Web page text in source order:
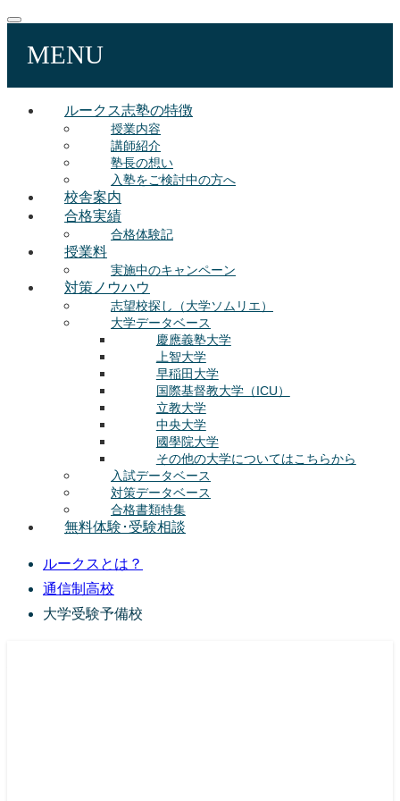
MENU
ルークス志塾の特徴
授業内容
講師紹介
塾長の想い
入塾をご検討中の方へ
校舎案内
合格実績
合格体験記
授業料
実施中のキャンペーン
対策ノウハウ
志望校探し（大学ソムリエ）
大学データベース
慶應義塾大学
上智大学
早稲田大学
国際基督教大学（ICU）
立教大学
中央大学
國學院大学
その他の大学についてはこちらから
入試データベース
対策データベース
合格書類特集
無料体験･受験相談
ルークスとは？
通信制高校
大学受験予備校